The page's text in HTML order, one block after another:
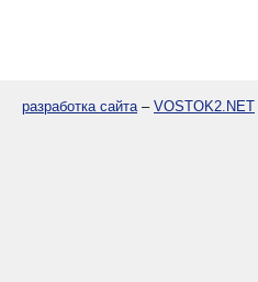
разработка сайта– VOSTOK2.NET